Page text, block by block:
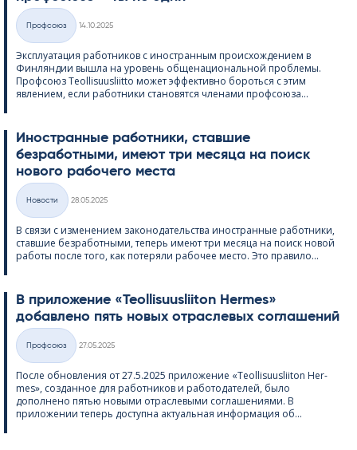
Категории
Профсоюз
14.10.2025
Эксплуатация работников с иностранным происхождением в
Финляндии вышла на уровень общенациональной проблемы.
Профсоюз Teol­li­suus­liitto может эффективно бороться с этим
явлением, если работники становятся членами профсоюза...
Иностранные работники, ставшие
безработными, имеют три месяца на поиск
нового рабочего места
Категории
Hовости
28.05.2025
В связи с изменением законодательства иностранные работники,
ставшие безработными, теперь имеют три месяца на поиск новой
работы после того, как потеряли рабочее место. Это правило...
В приложение «Teol­li­suus­lii­ton Her­mes»
добавлено пять новых отраслевых соглашений
Категории
Профсоюз
27.05.2025
После обновления от 27.5.2025 приложение «Teol­li­suus­lii­ton Her­
mes», созданное для работников и работодателей, было
дополнено пятью новыми отраслевыми соглашениями. В
приложении теперь доступна актуальная информация об...